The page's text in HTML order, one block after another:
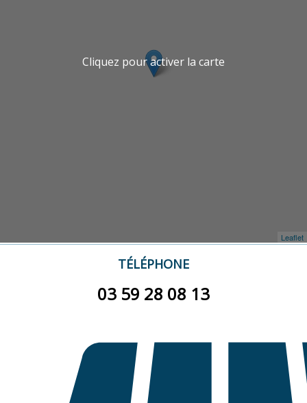
Cliquez pour activer la carte
Leaflet
TÉLÉPHONE
03 59 28 08 13